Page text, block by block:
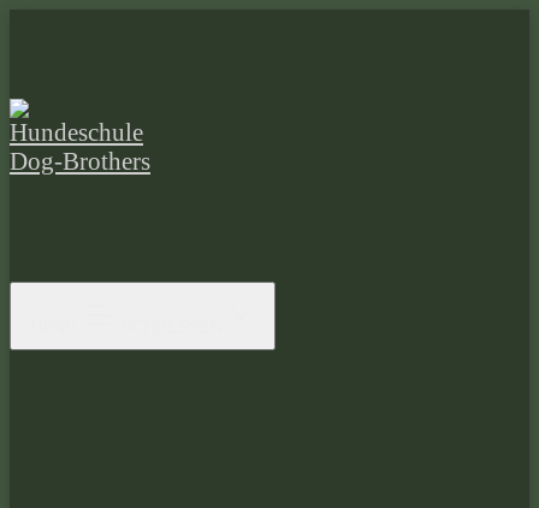
Brothers